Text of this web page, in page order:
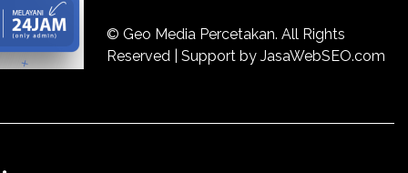
© Geo Media Percetakan. All Rights
Reserved | Support by JasaWebSEO.com